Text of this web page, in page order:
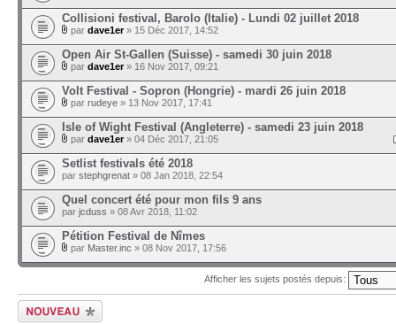
Collisioni festival, Barolo (Italie) - Lundi 02 juillet 2018
par dave1er» 15 Déc 2017, 14:52
Open Air St-Gallen (Suisse) - samedi 30 juin 2018
par dave1er» 16 Nov 2017, 09:21
Volt Festival - Sopron (Hongrie) - mardi 26 juin 2018
par rudeye » 13 Nov 2017, 17:41
Isle of Wight Festival (Angleterre) - samedi 23 juin 2018
par dave1er» 04 Déc 2017, 21:05
Setlist festivals été 2018
par stephgrenat » 08 Jan 2018, 22:54
Quel concert été pour mon fils 9 ans
par jcduss » 08 Avr 2018, 11:02
Pétition Festival de Nîmes
par Master.inc » 08 Nov 2017, 17:56
Afficher les sujets postés depuis:
Ecrire un nouveau
sujet